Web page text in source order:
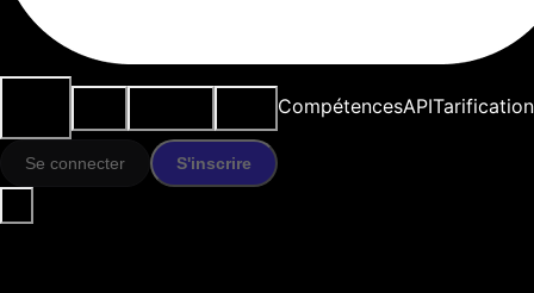
CompétencesAPITarification
Se connecter S'inscrire